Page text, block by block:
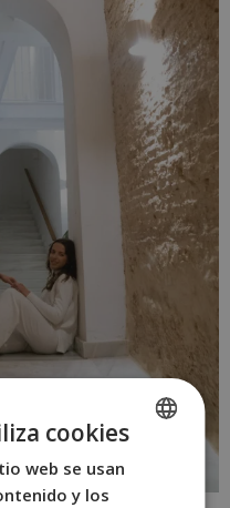
SPANISH
cookies
web se usan
y los